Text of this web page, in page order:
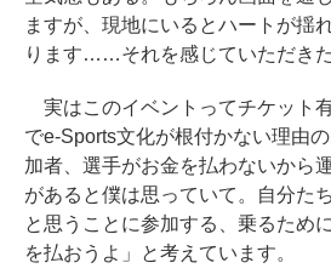
ますが、現地にいるとハートが揺
ります……それを感じていただきた
実はこのイベントってチケット
でe-Sports文化が根付かない理由
加者、選手がお金を払わないから
があると僕は思っていて。自分た
と思うことに参加する、乗るため
を払おうよ」と考えています。